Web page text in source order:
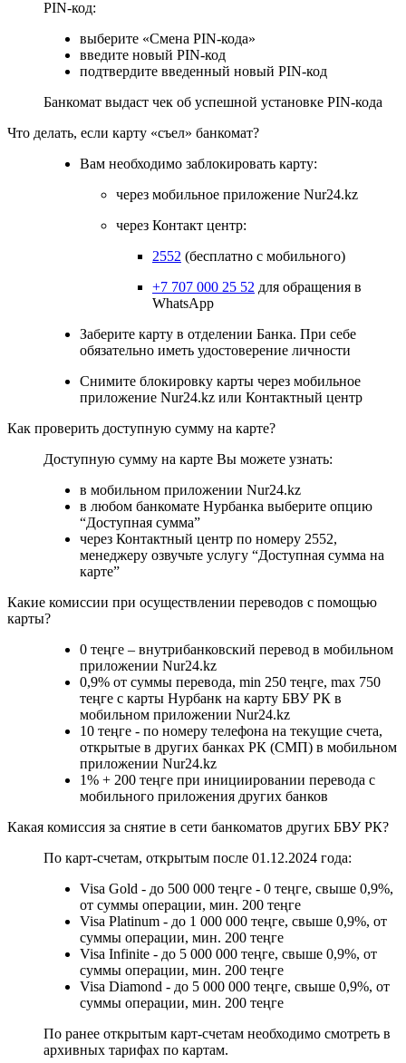
PIN-код:
выберите «Смена PIN-кода»
введите новый PIN-код
подтвердите введенный новый PIN-код
Банкомат выдаст чек об успешной установке PIN-кода
Что делать, если карту «съел» банкомат?
Вам необходимо заблокировать карту:
через мобильное приложение Nur24.kz
через Контакт центр:
2552 (бесплатно с мобильного)
+7 707 000 25 52 для обращения в
WhatsApp
Заберите карту в отделении Банка. При себе
обязательно иметь удостоверение личности
Снимите блокировку карты через мобильное
приложение Nur24.kz или Контактный центр
Как проверить доступную сумму на карте?
Доступную сумму на карте Вы можете узнать:
в мобильном приложении Nur24.kz
в любом банкомате Нурбанка выберите опцию
“Доступная сумма”
через Контактный центр по номеру 2552,
менеджеру озвучьте услугу “Доступная сумма на
карте”
Какие комиссии при осуществлении переводов с помощью
карты?
0 теңге – внутрибанковский перевод в мобильном
приложении Nur24.kz
0,9% от суммы перевода, min 250 теңге, max 750
теңге с карты Нурбанк на карту БВУ РК в
мобильном приложении Nur24.kz
10 теңге - по номеру телефона на текущие счета,
открытые в других банках РК (СМП) в мобильном
приложении Nur24.kz
1% + 200 теңге при инициировании перевода с
мобильного приложения других банков
Какая комиссия за снятие в сети банкоматов других БВУ РК?
По карт-счетам, открытым после 01.12.2024 года:
Visa Gold - до 500 000 теңге - 0 теңге, свыше 0,9%,
от суммы операции, мин. 200 теңге
Visa Platinum - до 1 000 000 теңге, свыше 0,9%, от
суммы операции, мин. 200 теңге
Visa Infinite - до 5 000 000 теңге, свыше 0,9%, от
суммы операции, мин. 200 теңге
Visa Diamond - до 5 000 000 теңге, свыше 0,9%, от
суммы операции, мин. 200 теңге
По ранее открытым карт-счетам необходимо смотреть в
архивных тарифах по картам.